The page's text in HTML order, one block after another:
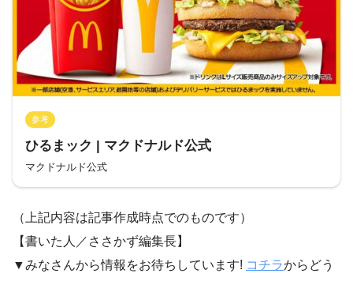
参考
ひるまック | マクドナルド公式
マクドナルド公式
（上記内容は記事作成時点でのものです）
【書いた人／ささかず編集長】
▼みなさんから情報をお待ちしています! コチラからどう